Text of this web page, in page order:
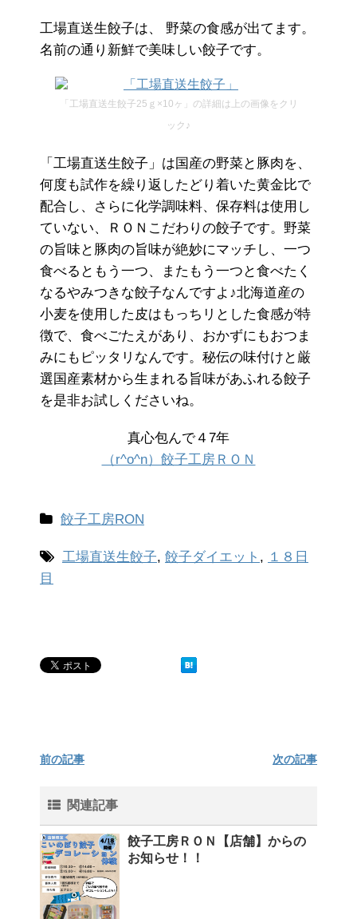
工場直送生餃子は、 野菜の食感が出てます。
名前の通り新鮮で美味しい餃子です。
「工場直送生餃子25ｇ×10ヶ」の詳細は上の画像をクリ
ック♪
「工場直送生餃子」は国産の野菜と豚肉を、
何度も試作を繰り返したどり着いた黄金比で
配合し、さらに化学調味料、保存料は使用し
ていない、ＲＯＮこだわりの餃子です。野菜
の旨味と豚肉の旨味が絶妙にマッチし、一つ
食べるともう一つ、またもう一つと食べたく
なるやみつきな餃子なんですよ♪北海道産の
小麦を使用した皮はもっちリとした食感が特
徴で、食べごたえがあり、おかずにもおつま
みにもピッタリなんです。秘伝の味付けと厳
選国産素材から生まれる旨味があふれる餃子
を是非お試しくださいね。
真心包んで４7年
（r^o^n）餃子工房ＲＯＮ
餃子工房RON
工場直送生餃子, 餃子ダイエット , １８日
目
前の記事 次の記事
関連記事
餃子工房ＲＯＮ【店舗】からの
お知らせ！！